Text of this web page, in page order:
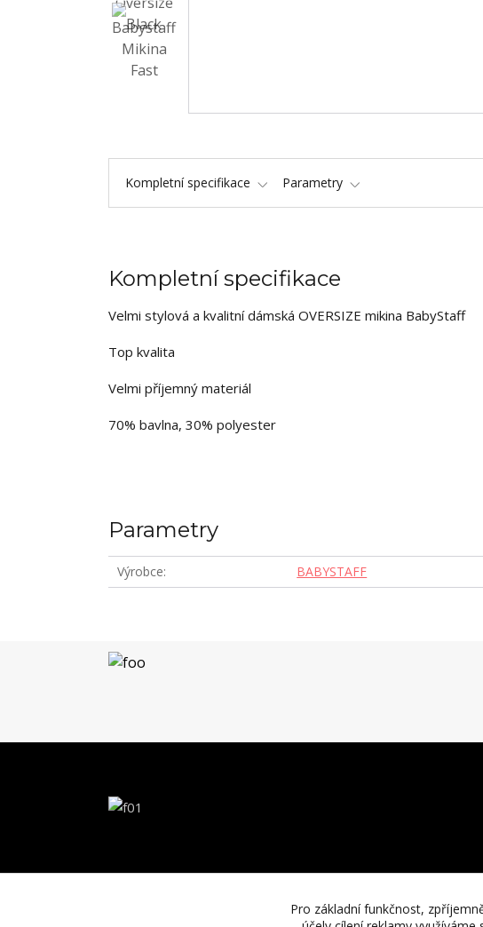
Kompletní specifikace Parametry
Kompletní specifikace
Velmi stylová a kvalitní dámská OVERSIZE mikina BabyStaff
Top kvalita
Velmi příjemný materiál
70% bavlna, 30% polyester
Parametry
Výrobce BABYSTAFF
Pro základní funkčnost,